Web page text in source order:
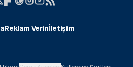
Reklam Verinİletişim